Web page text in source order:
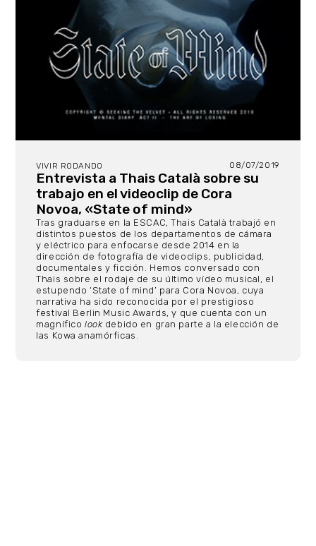
VIVIR RODANDO 08/07/2019
Entrevista a Thais Català sobre su
trabajo en el videoclip de Cora
Novoa, «State of mind»
Tras graduarse en la ESCAC, Thais Català trabajó en
distintos puestos de los departamentos de cámara
y eléctrico para enfocarse desde 2014 en la
dirección de fotografía de videoclips, publicidad,
documentales y ficción. Hemos conversado con
Thais sobre el rodaje de su último vídeo musical, el
estupendo ‘State of mind’ para Cora Novoa, cuya
narrativa ha sido reconocida por el prestigioso
festival Berlin Music Awards, y que cuenta con un
magnífico lookdebido en gran parte a la elección de
las Kowa anamórficas.